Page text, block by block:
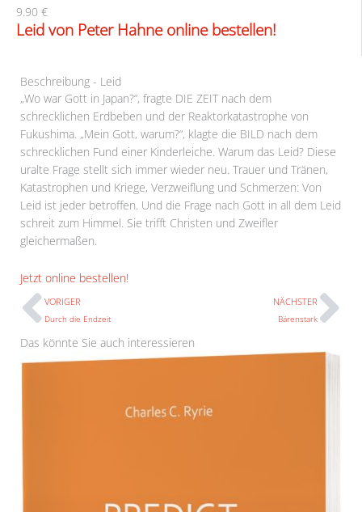
9.90 €
Leid von Peter Hahne online bestellen!
Beschreibung - Leid
„Wo war Gott in Japan?“, fragte DIE ZEIT nach dem
schrecklichen Erdbeben und der Reaktorkatastrophe von
Fukushima. „Mein Gott, warum?“, klagte die BILD nach dem
schrecklichen Fund einer Kinderleiche. Warum das Leid? Diese
uralte Frage stellt sich immer wieder neu. Trauer und Tränen,
Katastrophen und Kriege, Verzweiflung und Schmerzen: Von
Leid ist jeder betroffen. Und die Frage nach Gott in all dem Leid
schreit zum Himmel. Sie trifft Christen und Zweifler
gleichermaßen.
Jetzt online bestellen!
Prev
VORIGER
Durch die Endzeit
NÄCHSTER
Bärenstark
Das könnte Sie auch interessieren